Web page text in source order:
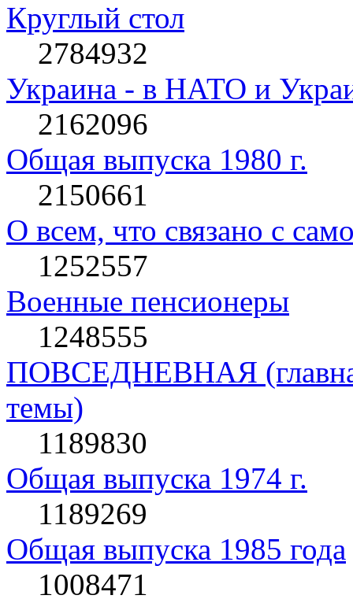
Круглый стол
2784932
Украина - в НАТО и
2162096
Общая выпуска 1980 г.
2150661
О всем, что связано с
1252557
Военные пенсионеры
1248555
ПОВСЕДНЕВНАЯ
темы)
1189830
Общая выпуска 1974 г.
1189269
Общая выпуска 1985 года
1008471